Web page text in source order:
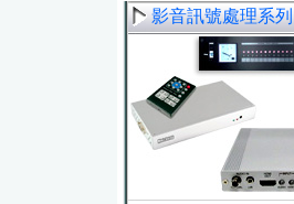
影音訊號處理系列